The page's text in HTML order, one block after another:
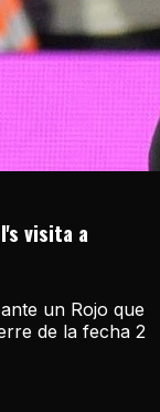
visita a
un Rojo que
de la fecha 2